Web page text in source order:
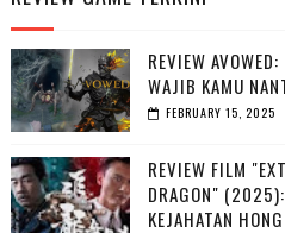
REVIEW
WAJIB KAMU
FEBRUARY 15, 2025
REVIEW FILM
DRAGON"
KEJAHATAN